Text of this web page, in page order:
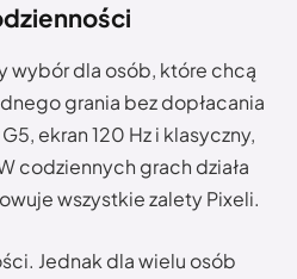
wybór dla osób, które chcą
grania bez dopłacania
ekran 120 Hz i klasyczny,
codziennych grach działa
wszystkie zalety Pixeli.
Jednak dla wielu osób